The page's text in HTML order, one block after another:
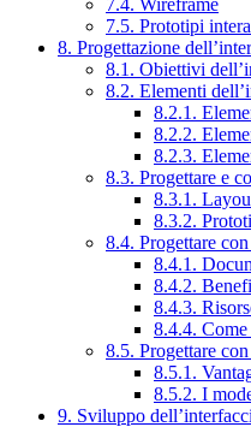
7.4. Wireframe
7.5. Prototipi
8. Progettazione
8.1. Obiettivi
8.2. Elementi
8.2.1.
8.2.2.
8.2.3.
8.3. Progettare e
8.3.1.
8.3.2.
8.4. Progettare
8.4.1.
8.4.2.
8.4.3.
8.4.4.
8.5. Progettare
8.5.1.
8.5.2. I
9. Sviluppo